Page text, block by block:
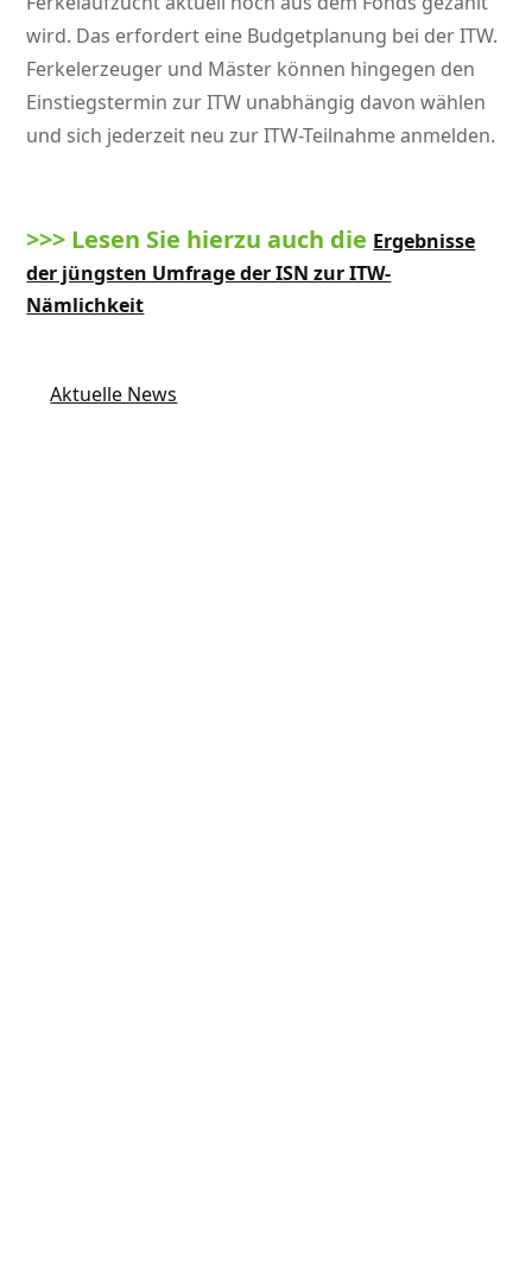
wird. Das erfordert eine Budgetplanung bei der ITW.
Ferkelerzeuger und Mäster können hingegen den
Einstiegstermin zur ITW unabhängig davon wählen
und sich jederzeit neu zur ITW-Teilnahme anmelden.
>>> Lesen Sie hierzu auch die Ergebnisse
der jüngsten Umfrage der ISN zur ITW-
Nämlichkeit
Aktuelle News